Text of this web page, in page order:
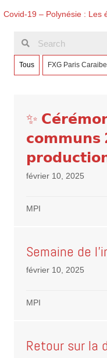
navigation
Covid-19 – Polynésie : Les
Tous FXG Paris
✨
𝗰𝗼𝗺𝗺𝘂𝗻𝘀
février 10, 2025
MPI
Semaine de
février 10, 2025
MPI
Retour sur la